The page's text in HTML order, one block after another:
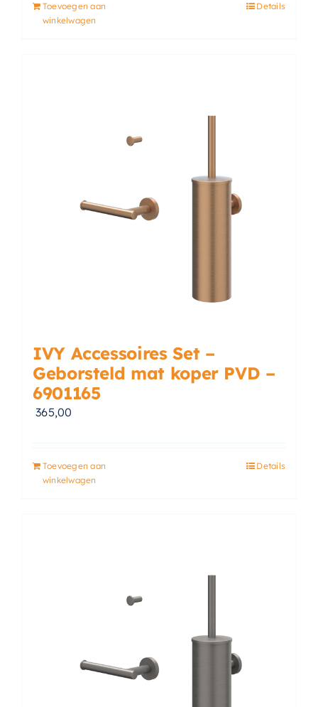
Toevoegen aan
winkelwagen
Details
IVY Accessoires Set –
Geborsteld mat koper PVD –
6901165
365,00
Toevoegen aan
winkelwagen
Details